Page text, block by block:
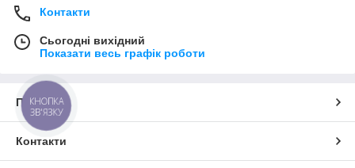
Контакти
Сьогодні вихідний
Показати весь графік роботи
Про нас
Контакти
КНОПКА
ЗВ'ЯЗКУ